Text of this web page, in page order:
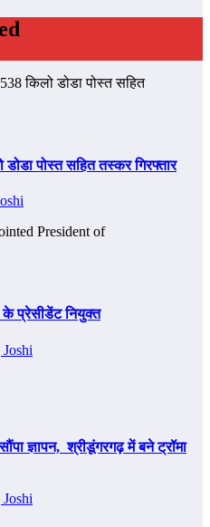
पोस्त सहित तस्कर गिरफ्तार
के प्रेसीडेंट नियुक्त
ज्ञापन, श्रीडूंगरगढ़ में बने ट्रॉमा